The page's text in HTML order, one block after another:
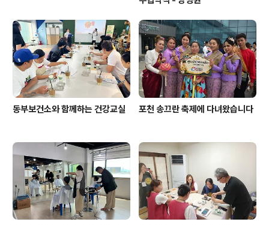
동부보건소와 함께하는 건강교실 포천 송끄란 축제에 다녀왔습니다